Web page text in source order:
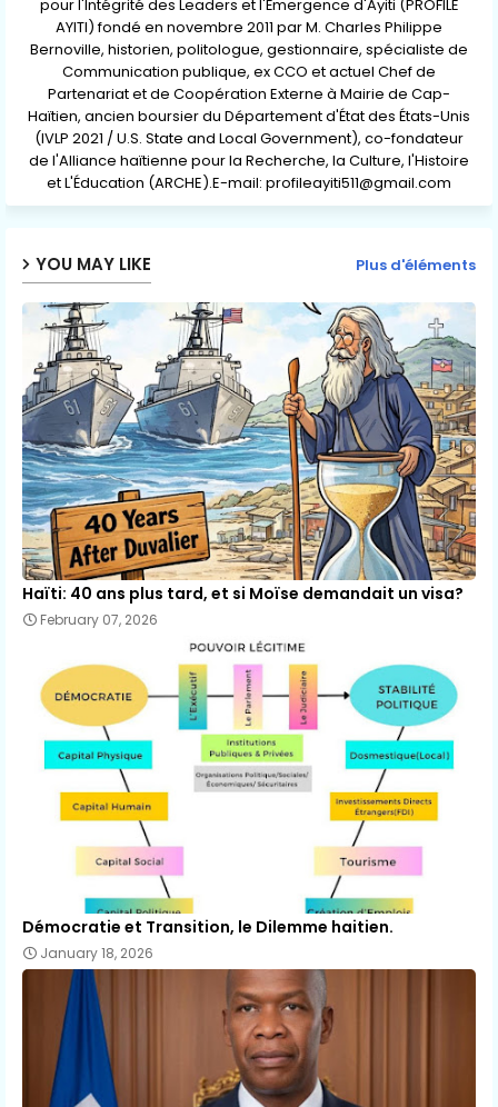
pour l'Intégrité des Leaders et l'Émergence d'Ayiti (PROFILE
AYITI) fondé en novembre 2011 par M. Charles Philippe
Bernoville, historien, politologue, gestionnaire, spécialiste de
Communication publique, ex CCO et actuel Chef de
Partenariat et de Coopération Externe à Mairie de Cap-
Haïtien, ancien boursier du Département d'État des États-Unis
(IVLP 2021 / U.S. State and Local Government), co-fondateur
de l'Alliance haïtienne pour la Recherche, la Culture, l'Histoire
et L'Éducation (ARCHE).E-mail: profileayiti511@gmail.com
YOU MAY LIKE Plus d'éléments
Haïti: 40 ans plus tard, et si Moïse demandait un visa?
February 07, 2026
Démocratie et Transition, le Dilemme haitien.
January 18, 2026